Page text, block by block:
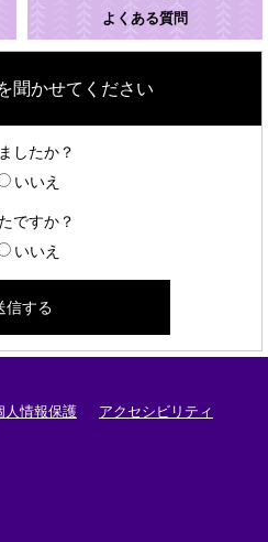
よくある質問
聞かせてください
したか？
いいえ
ですか？
いいえ
人情報保護 アクセシビリティ